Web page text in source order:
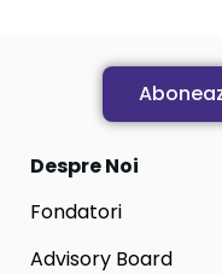
Despre Noi
Fondatori
Advisory Board